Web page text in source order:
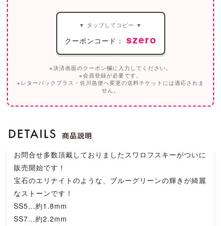
▼ タップしてコピー ▼
クーポンコード： szero
※決済画面のクーポン欄に入力してください。
※会員登録が必要です。
※レターパックプラス・佐川急便へ変更の送料チケットには適応されま
せん。
お問合せ多数頂戴しておりましたスワロフスキーがついに
販売開始です！
宝石のエリナイトのような、ブルーグリーンの輝きが綺麗
なストーンです！
SS5…約1.8mm
SS7…約2.2mm